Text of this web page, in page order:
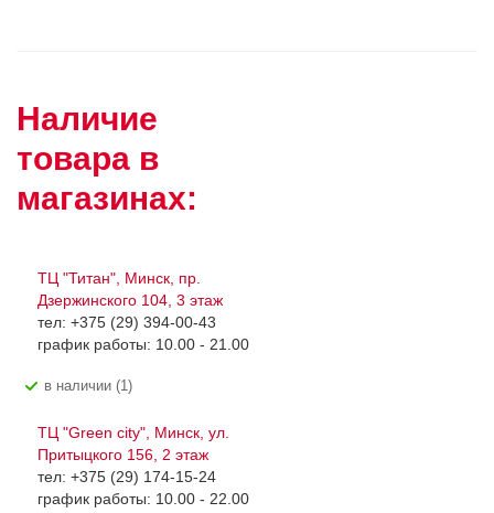
Наличие
товара в
магазинах:
ТЦ "Титан", Минск, пр.
Дзержинского 104, 3 этаж
тел: +375 (29) 394-00-43
график работы: 10.00 - 21.00
В наличии (1)
ТЦ "Green city", Минск, ул.
Притыцкого 156, 2 этаж
тел: +375 (29) 174-15-24
график работы: 10.00 - 22.00